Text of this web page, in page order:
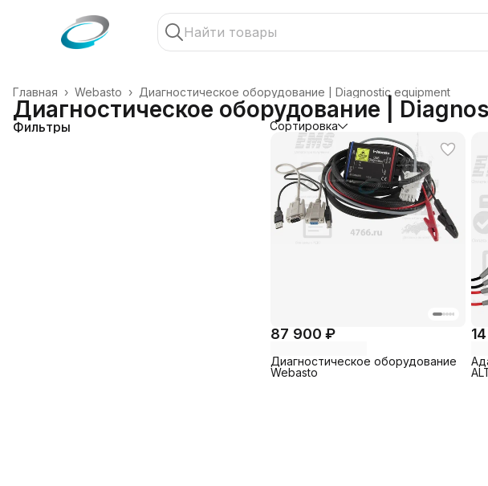
Диагностическое оборудование | Diagnostic equipment
Webasto ›
Главная ›
Диагностическое оборудование |
Фильтры Сортировка
87 900 ₽
Диагностическое оборудование
Webasto